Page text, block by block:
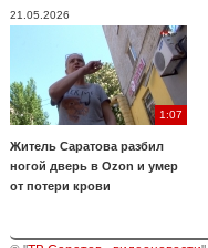
21.05.2026
1:07
Житель Саратова разбил
ногой дверь в Ozon и умер
от потери крови